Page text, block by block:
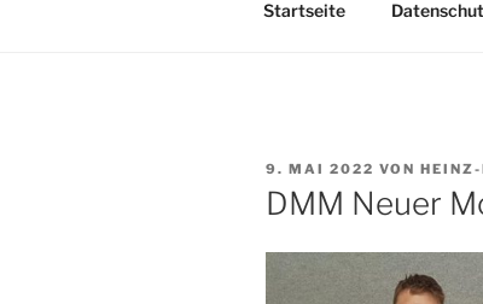
Startseite
VERÖFFENTLICHT
AM
9. MAI 2022 VON
DMM Neuer